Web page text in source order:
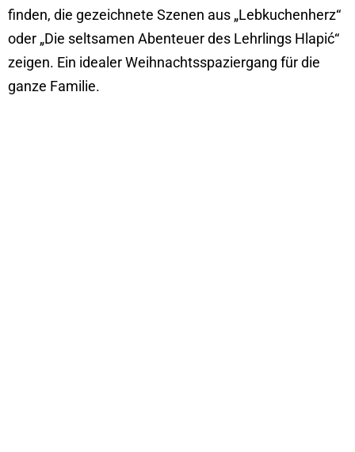
finden, die gezeichnete Szenen aus „Lebkuchenherz“
oder „Die seltsamen Abenteuer des Lehrlings Hlapić“
zeigen. Ein idealer Weihnachtsspaziergang für die
ganze Familie.